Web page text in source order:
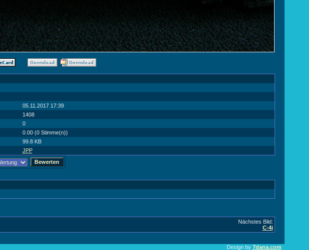
05.11.2017 17:39
1408
0
0.00 (0 Stimme(n))
99.8 KB
JPP
Nächstes Bild:
C-4i
Design by 7dana.com